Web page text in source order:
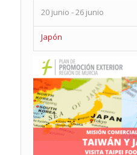
20 junio -26 junio
Japón